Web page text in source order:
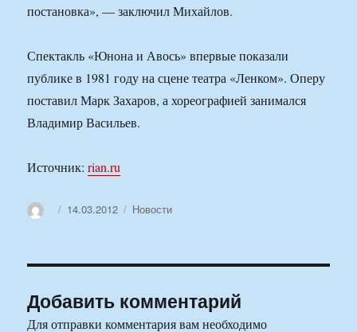
постановка», — заключил Михайлов.
Спектакль «Юнона и Авось» впервые показали
публике в 1981 году на сцене театра «Ленком». Оперу
поставил Марк Захаров, а хореографией занимался
Владимир Васильев.
Источник:rian.ru
АвторОпубликовано
14.03.2012 Рубрики
Новости
Добавить комментарий
Для отправки комментария вам необходимо